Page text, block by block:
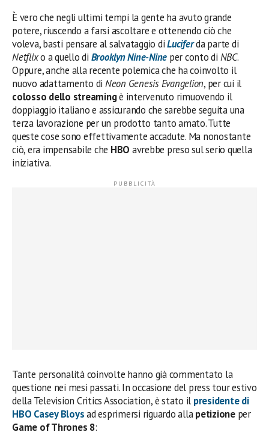
È vero che negli ultimi tempi la gente ha avuto grande
potere, riuscendo a farsi ascoltare e ottenendo ciò che
voleva, basti pensare al salvataggio diLuciferda parte di
Netflixo a quello di Brooklyn Nine-Nine per conto di NBC.
Oppure, anche alla recente polemica che ha coinvolto il
nuovo adattamento di Neon Genesis Evangelion, per cui il
colosso dello streamingè intervenuto rimuovendo il
doppiaggio italiano e assicurando che sarebbe seguita una
terza lavorazione per un prodotto tanto amato. Tutte
queste cose sono effettivamente accadute. Ma nonostante
ciò, era impensabile che HBO avrebbe preso sul serio quella
iniziativa.
Tante personalità coinvolte hanno già commentato la
questione nei mesi passati. In occasione del press tour estivo
della Television Critics Association, è stato il presidente di
HBO Casey Bloysad esprimersi riguardo allapetizioneper
Game of Thrones 8: